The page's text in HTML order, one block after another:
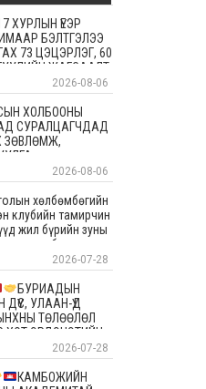
ХУРЛЫН ҮЕЭР
БЭЛТГЭЛЭЭ
73 ЦЭЦЭРЛЭГ, 60
ЖАГСААЛТ
2026-08-06
ХОЛБООНЫ
СУРАЛЦАГЧДАД
ЗӨВЛӨМЖ,
2026-08-06
хөлбөмбөгийн
клубийн тамирчин
жил бүрийн зуны
болдог
Скандиновын
тэмцээндээ
ирлээ
2026-07-28
БУРИАДЫН
УЛААН-ҮД
ТӨЛӨӨЛӨЛ
ХОТ ЭРДЭНЭТИЙН
ОЙД БАЯР2026-07-28
КАМБОЖИЙН